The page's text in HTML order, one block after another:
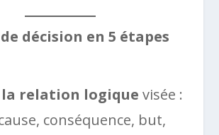
décision en 5 étapes
la relation logique visée :
conséquence, but,